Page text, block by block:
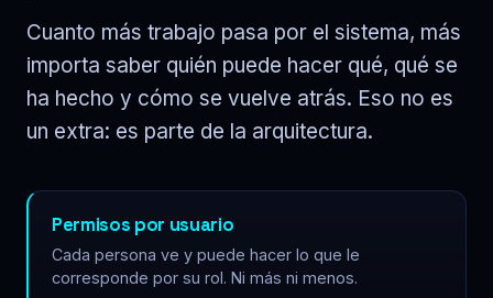
Cuanto más trabajo pasa por el sistema, más
importa saber quién puede hacer qué, qué se
ha hecho y cómo se vuelve atrás. Eso no es
un extra: es parte de la arquitectura.
Permisos por usuario
Cada persona ve y puede hacer lo que le
corresponde por su rol. Ni más ni menos.